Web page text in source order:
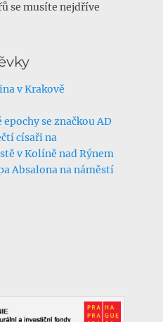
se musíte nejdříve
v Krakově
se značkou AD
císaři na
v Kolíně nad Rýnem
Absalona na náměstí